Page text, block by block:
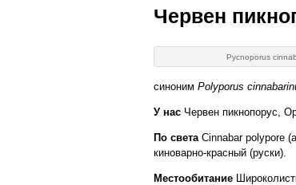
Червен
Pycnoporus
синоним Polyporus
У нас Червен пикнопорус,
По светаCinnabar polypore
киноварно-красный (руски).
Местообитание